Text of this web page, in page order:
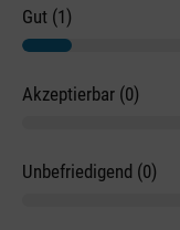
Gut (1)
Akzeptierbar (0)
Unbefriedigend (0)